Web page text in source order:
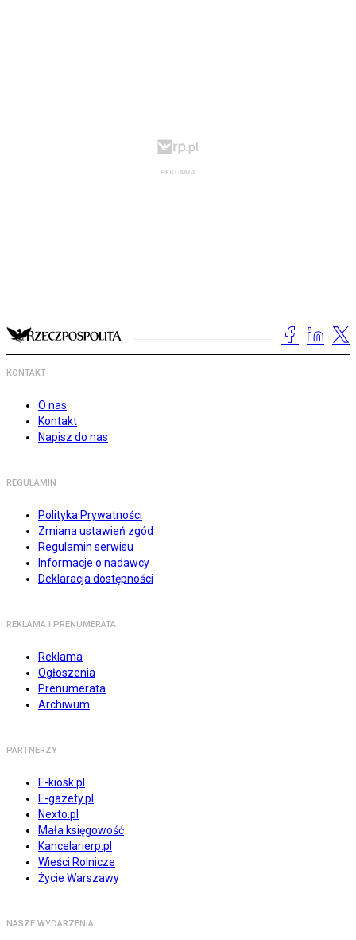
KONTAKT
O nas
Kontakt
Napisz do nas
REGULAMIN
Polityka Prywatności
Zmiana ustawień zgód
Regulamin serwisu
Informacje o nadawcy
Deklaracja dostępności
REKLAMA I PRENUMERATA
Reklama
Ogłoszenia
Prenumerata
Archiwum
PARTNERZY
E-kiosk.pl
E-gazety.pl
Nexto.pl
Mała księgowość
Kancelarierp.pl
Wieści Rolnicze
Życie Warszawy
NASZE WYDARZENIA